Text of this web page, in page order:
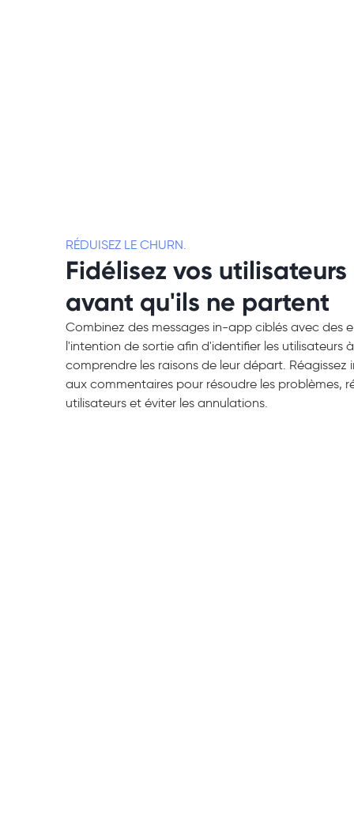
RÉDUISEZ LE CHURN.
Fidélisez vos utilisateurs
avant qu'ils ne partent
Combinez des messages in-app ciblés avec des
l'intention de sortie afin d'identifier les utilisateurs
comprendre les raisons de leur départ.
aux commentaires pour résoudre les problèmes,
utilisateurs et éviter les annulations.